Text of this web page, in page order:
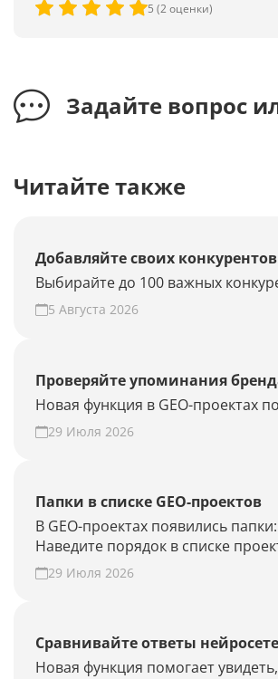
5 (2 оценки)
Задайте вопрос
Читайте также
Добавляйте своих
Выбирайте до 100 важных
5 Августа 2026
Проверяйте упоминания
Новая функция в GEO-проектах
29 Июля 2026
Папки в списке GEO-проектов
В GEO-проектах появились
Наведите порядок в списке
29 Июля 2026
Сравнивайте ответы
Новая функция помогает